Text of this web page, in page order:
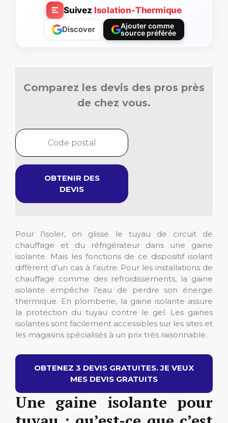
Suivez Isolation-Thermique
Discover
Ajouter comme
source préférée
Comparez les devis des pros près
de chez vous.
OBTENIR DES
DEVIS
Pour l’isoler, on glisse le tuyau de circuit de
chauffage et du réfrigérateur dans une gaine
isolante. Mais les fonctions de ce dispositif isolant
diffèrent d’un cas à l’autre. Pour les installations de
chauffage comme des refroidissements, la gaine
isolante empêche l’eau de perdre son énergie
thermique. En plomberie, la gaine isolante assure
la protection du tuyau contre le gel. Les gaines
isolantes sont facilement accessibles sur les sites et
les magasins spécialisés à un prix très raisonnable.
OBTENEZ 3 DEVIS GRATUITES. JE VEUX
MES DEVIS GRATUITS
Une gaine isolante pour